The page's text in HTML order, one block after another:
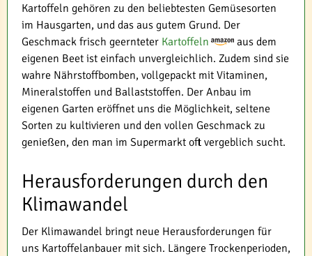
Kartoffeln gehören zu den beliebtesten Gemüsesorten
im Hausgarten, und das aus gutem Grund. Der
Geschmack frisch geernteter Kartoffeln
aus dem
eigenen Beet ist einfach unvergleichlich. Zudem sind sie
wahre Nährstoffbomben, vollgepackt mit Vitaminen,
Mineralstoffen und Ballaststoffen. Der Anbau im
eigenen Garten eröffnet uns die Möglichkeit, seltene
Sorten zu kultivieren und den vollen Geschmack zu
genießen, den man im Supermarkt oft vergeblich sucht.
Herausforderungen durch den
Klimawandel
Der Klimawandel bringt neue Herausforderungen für
uns Kartoffelanbauer mit sich. Längere Trockenperioden,